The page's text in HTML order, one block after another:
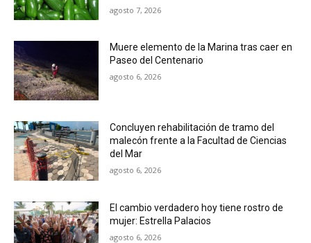
agosto 7, 2026
Muere elemento de la Marina tras caer en
Paseo del Centenario
agosto 6, 2026
Concluyen rehabilitación de tramo del
malecón frente a la Facultad de Ciencias
del Mar
agosto 6, 2026
El cambio verdadero hoy tiene rostro de
mujer: Estrella Palacios
agosto 6, 2026